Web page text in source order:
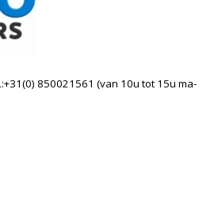
850021561 (van 10u tot 15u ma-